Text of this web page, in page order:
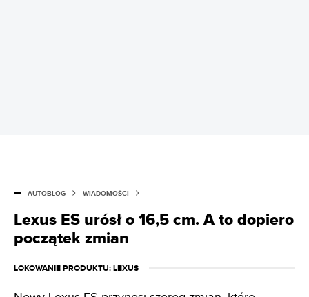
AUTOBLOG WIADOMOŚCI
Lexus ES urósł o 16,5 cm. A to dopiero
początek zmian
LOKOWANIE PRODUKTU: LEXUS